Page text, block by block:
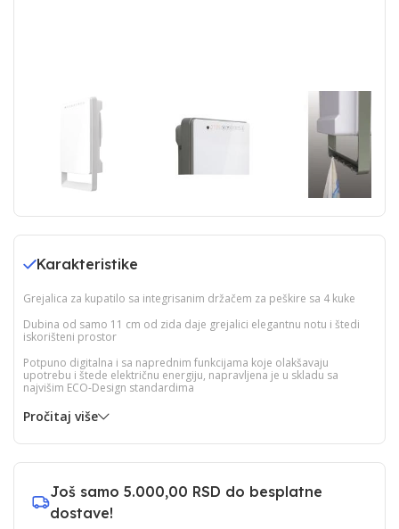
Karakteristike
Grejalica za kupatilo sa integrisanim držačem za peškire sa 4 kuke
Dubina od samo 11 cm od zida daje grejalici elegantnu notu i štedi
iskorišteni prostor
Potpuno digitalna i sa naprednim funkcijama koje olakšavaju
upotrebu i štede električnu energiju, napravljena je u skladu sa
najvišim ECO-Design standardima
Pročitaj više
Još samo 5.000,00 RSD do besplatne
dostave!